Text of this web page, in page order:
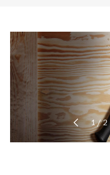
1 /2